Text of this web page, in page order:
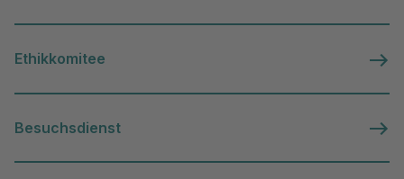
Ethikkomitee
Besuchsdienst